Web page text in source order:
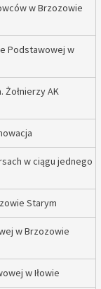
w Brzozowie
Podstawowej w
Żołnierzy AK
w ciągu jednego
Starym
w Brzozowie
w Iłowie